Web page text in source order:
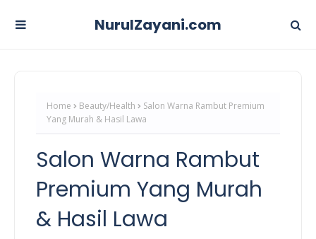
NurulZayani.com
Home Beauty/Health
Salon Warna Rambut Premium
Yang Murah & Hasil Lawa
Salon Warna Rambut
Premium Yang Murah
& Hasil Lawa